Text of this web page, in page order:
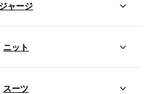
ジャージ
ニット
スーツ